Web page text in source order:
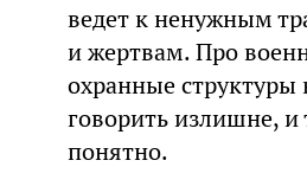
ведет к ненужным
и жертвам. Про
охранные
говорить излишне, и
понятно.